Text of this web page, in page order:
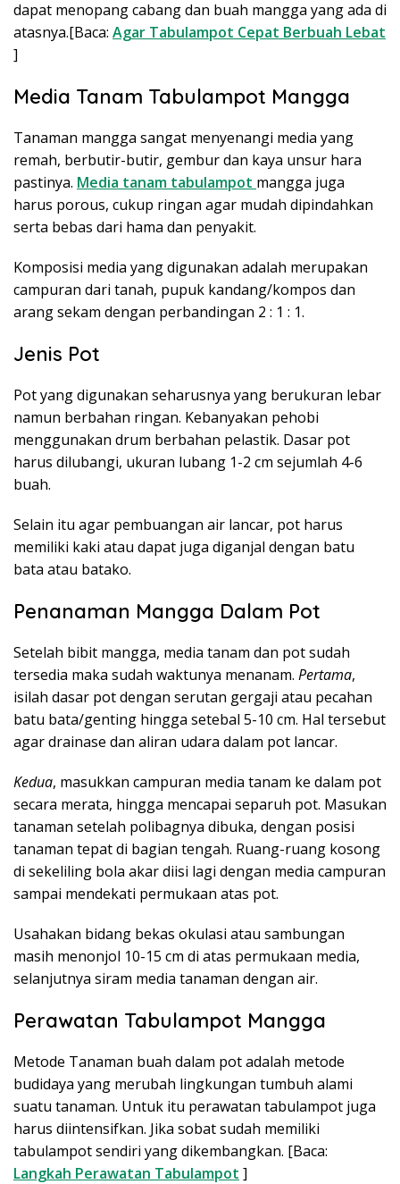
dapat menopang cabang dan buah mangga yang ada di
atasnya.[Baca: Agar Tabulampot Cepat Berbuah Lebat
]
Media Tanam Tabulampot Mangga
Tanaman mangga sangat menyenangi media yang
remah, berbutir-butir, gembur dan kaya unsur hara
pastinya. Media tanam tabulampot mangga juga
harus porous, cukup ringan agar mudah dipindahkan
serta bebas dari hama dan penyakit.
Komposisi media yang digunakan adalah merupakan
campuran dari tanah, pupuk kandang/kompos dan
arang sekam dengan perbandingan 2 : 1 : 1.
Jenis Pot
Pot yang digunakan seharusnya yang berukuran lebar
namun berbahan ringan. Kebanyakan pehobi
menggunakan drum berbahan pelastik. Dasar pot
harus dilubangi, ukuran lubang 1-2 cm sejumlah 4-6
buah.
Selain itu agar pembuangan air lancar, pot harus
memiliki kaki atau dapat juga diganjal dengan batu
bata atau batako.
Penanaman Mangga Dalam Pot
Setelah bibit mangga, media tanam dan pot sudah
tersedia maka sudah waktunya menanam. Pertama,
isilah dasar pot dengan serutan gergaji atau pecahan
batu bata/genting hingga setebal 5-10 cm. Hal tersebut
agar drainase dan aliran udara dalam pot lancar.
Kedua, masukkan campuran media tanam ke dalam pot
secara merata, hingga mencapai separuh pot. Masukan
tanaman setelah polibagnya dibuka, dengan posisi
tanaman tepat di bagian tengah. Ruang-ruang kosong
di sekeliling bola akar diisi lagi dengan media campuran
sampai mendekati permukaan atas pot.
Usahakan bidang bekas okulasi atau sambungan
masih menonjol 10-15 cm di atas permukaan media,
selanjutnya siram media tanaman dengan air.
Perawatan Tabulampot Mangga
Metode Tanaman buah dalam pot adalah metode
budidaya yang merubah lingkungan tumbuh alami
suatu tanaman. Untuk itu perawatan tabulampot juga
harus diintensifkan. Jika sobat sudah memiliki
tabulampot sendiri yang dikembangkan. [Baca:
Langkah Perawatan Tabulampot ]